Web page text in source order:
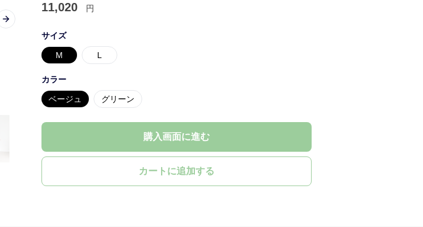
Next slide
11,020 円
サイズ
M L
カラー
ベージュ グリーン
購入画面に進む
カートに追加する